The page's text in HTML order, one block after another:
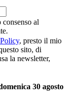
al
, presto il mio
sito, di
la newsletter,
30 agosto